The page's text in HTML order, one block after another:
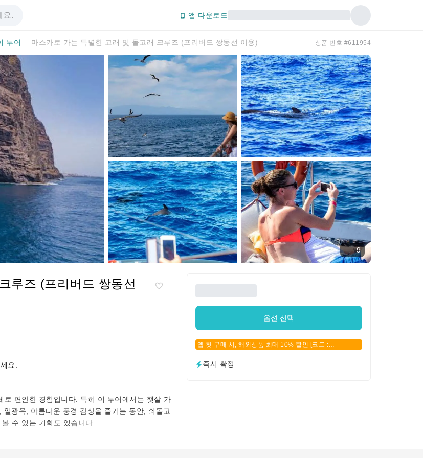
앱 다운로드
투어 마스카로 가는 특별한 고래 및 돌고래 크루즈 (프리버드 쌍동선 이용) 상품 번호 #611954
9
루즈 (프리버드 쌍동선
요.
편안한 경험입니다. 특히 이 투어에서는 햇살 가
광욕, 아름다운 풍경 감상을 즐기는 동안, 쇠돌고
수 있는 기회도 있습니다.
옵션 선택
앱 첫 구매 시, 해외상품 최대 10% 할인 [코드 :
즉시 확정